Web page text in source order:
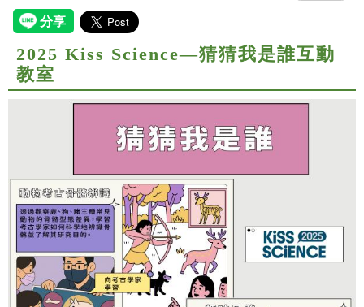
2025 Kiss Science—猜猜我是誰互動
教室